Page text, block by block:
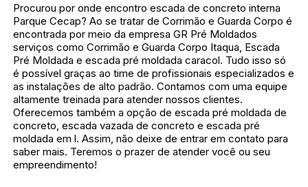
Procurou por onde encontro escada de concreto interna
Parque Cecap? Ao se tratar de Corrimão e Guarda Corpo é
encontrada por meio da empresa GR Pré Moldados
serviços como Corrimão e Guarda Corpo Itaqua, Escada
Pré Moldada e escada pré moldada caracol. Tudo isso só
é possível graças ao time de profissionais especializados e
as instalações de alto padrão. Contamos com uma equipe
altamente treinada para atender nossos clientes.
Oferecemos também a opção de escada pré moldada de
concreto, escada vazada de concreto e escada pré
moldada em l. Assim, não deixe de entrar em contato para
saber mais. Teremos o prazer de atender você ou seu
empreendimento!